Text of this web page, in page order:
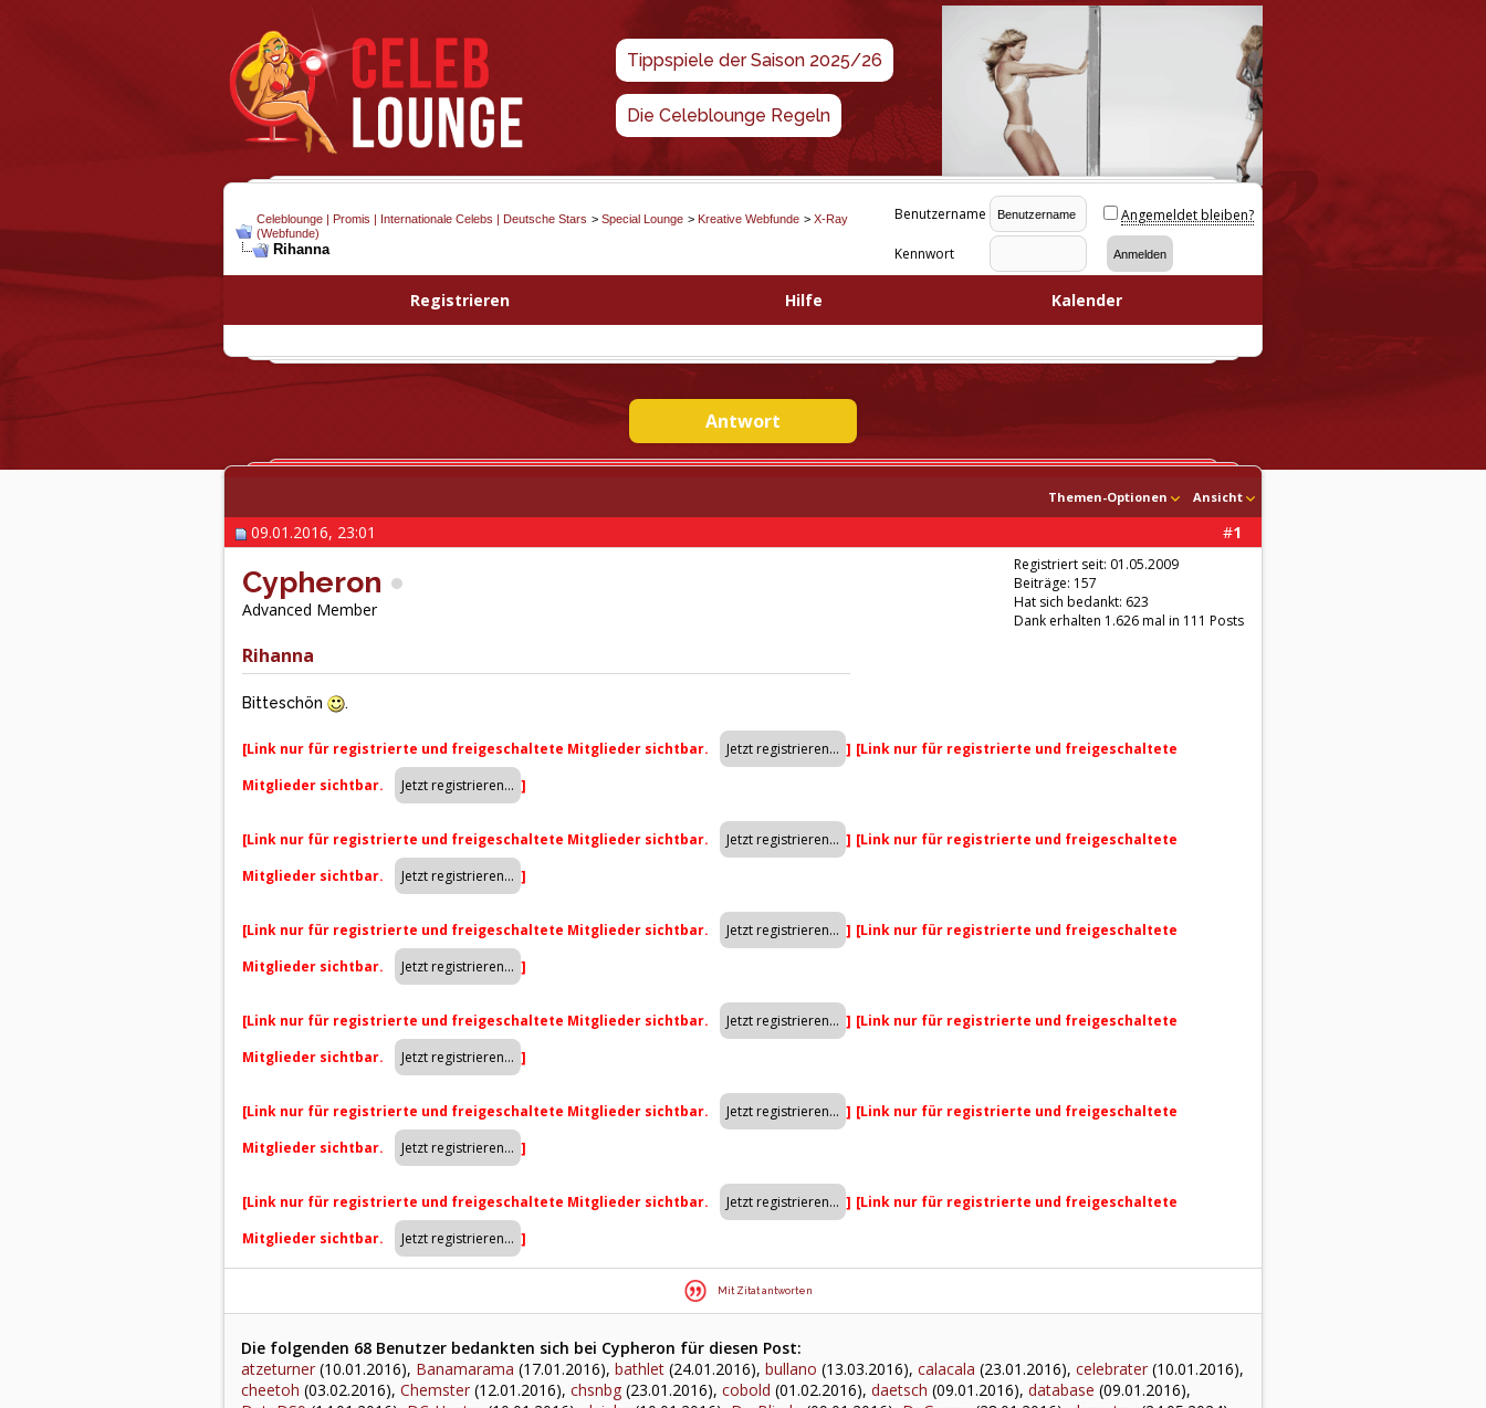
Tippspiele der Saison 2025/26
Die Celeblounge Regeln
Celeblounge | Promis | Internationale Celebs | Deutsche Stars > Special Lounge > Kreative Webfunde > X-Ray
(Webfunde)
Rihanna
Benutzername Angemeldet bleiben?
Kennwort
Registrieren Hilfe Kalender
Antwort
Themen-Optionen Ansicht
#1
09.01.2016, 23:01
Cypheron
Advanced Member
Registriert seit: 01.05.2009
Beiträge: 157
Hat sich bedankt: 623
Dank erhalten 1.626 mal in 111 Posts
Rihanna
Bitteschön .
[Link nur für registrierte und freigeschaltete Mitglieder sichtbar. ] [Link nur für registrierte und freigeschaltete
Mitglieder sichtbar.
]
[Link nur für registrierte und freigeschaltete Mitglieder sichtbar. ] [Link nur für registrierte und freigeschaltete
Mitglieder sichtbar.
]
[Link nur für registrierte und freigeschaltete Mitglieder sichtbar. ] [Link nur für registrierte und freigeschaltete
Mitglieder sichtbar.
]
[Link nur für registrierte und freigeschaltete Mitglieder sichtbar. ] [Link nur für registrierte und freigeschaltete
Mitglieder sichtbar.
]
[Link nur für registrierte und freigeschaltete Mitglieder sichtbar. ] [Link nur für registrierte und freigeschaltete
Mitglieder sichtbar.
]
[Link nur für registrierte und freigeschaltete Mitglieder sichtbar. ] [Link nur für registrierte und freigeschaltete
Mitglieder sichtbar.
]
Mit Zitat antworten
Die folgenden 68 Benutzer bedankten sich bei Cypheron für diesen Post:
atzeturner (10.01.2016), Banamarama (17.01.2016), bathlet (24.01.2016), bullano (13.03.2016), calacala (23.01.2016), celebrater (10.01.2016),
cheetoh (03.02.2016), Chemster (12.01.2016), chsnbg (23.01.2016), cobold (01.02.2016), daetsch (09.01.2016), database (09.01.2016),